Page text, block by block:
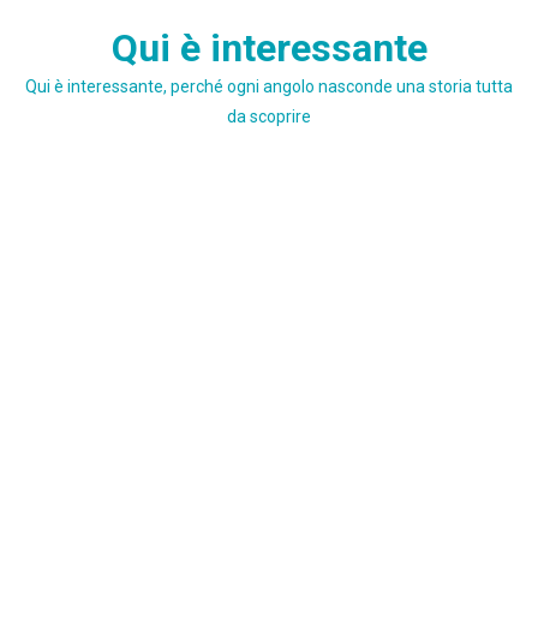
Qui è interessante
Qui è interessante, perché ogni angolo nasconde una storia tutta
da scoprire